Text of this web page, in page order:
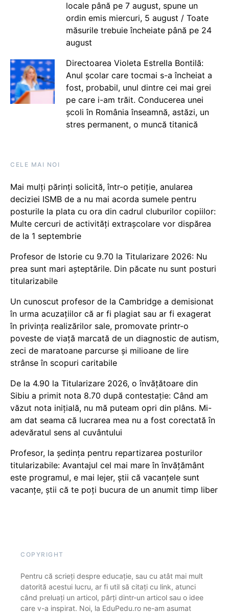
locale până pe 7 august, spune un
ordin emis miercuri, 5 august / Toate
măsurile trebuie încheiate până pe 24
august
Directoarea Violeta Estrella Bontilă:
Anul școlar care tocmai s-a încheiat a
fost, probabil, unul dintre cei mai grei
pe care i-am trăit. Conducerea unei
școli în România înseamnă, astăzi, un
stres permanent, o muncă titanică
CELE MAI NOI
Mai mulți părinți solicită, într-o petiție, anularea
deciziei ISMB de a nu mai acorda sumele pentru
posturile la plata cu ora din cadrul cluburilor copiilor:
Multe cercuri de activități extrașcolare vor dispărea
de la 1 septembrie
Profesor de Istorie cu 9.70 la Titularizare 2026: Nu
prea sunt mari așteptările. Din păcate nu sunt posturi
titularizabile
Un cunoscut profesor de la Cambridge a demisionat
în urma acuzațiilor că ar fi plagiat sau ar fi exagerat
în privința realizărilor sale, promovate printr-o
poveste de viață marcată de un diagnostic de autism,
zeci de maratoane parcurse și milioane de lire
strânse în scopuri caritabile
De la 4.90 la Titularizare 2026, o învățătoare din
Sibiu a primit nota 8.70 după contestație: Când am
văzut nota inițială, nu mă puteam opri din plâns. Mi-
am dat seama că lucrarea mea nu a fost corectată în
adevăratul sens al cuvântului
Profesor, la ședința pentru repartizarea posturilor
titularizabile: Avantajul cel mai mare în învățământ
este programul, e mai lejer, știi că vacanțele sunt
vacanţe, știi că te poți bucura de un anumit timp liber
COPYRIGHT
Pentru că scrieți despre educație, sau cu atât mai mult
datorită acestui lucru, ar fi util să citați cu link, atunci
când preluați un articol, părți dintr-un articol sau o idee
care v-a inspirat. Noi, la EduPedu.ro ne-am asumat